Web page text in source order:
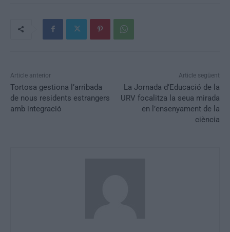
Article anterior
Tortosa gestiona l’arribada
de nous residents estrangers
amb integració
Article següent
La Jornada d’Educació de la
URV focalitza la seua mirada
en l’ensenyament de la
ciència